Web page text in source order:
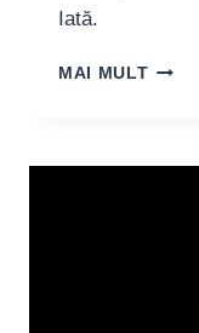
Iată.
MAI MULTANNA